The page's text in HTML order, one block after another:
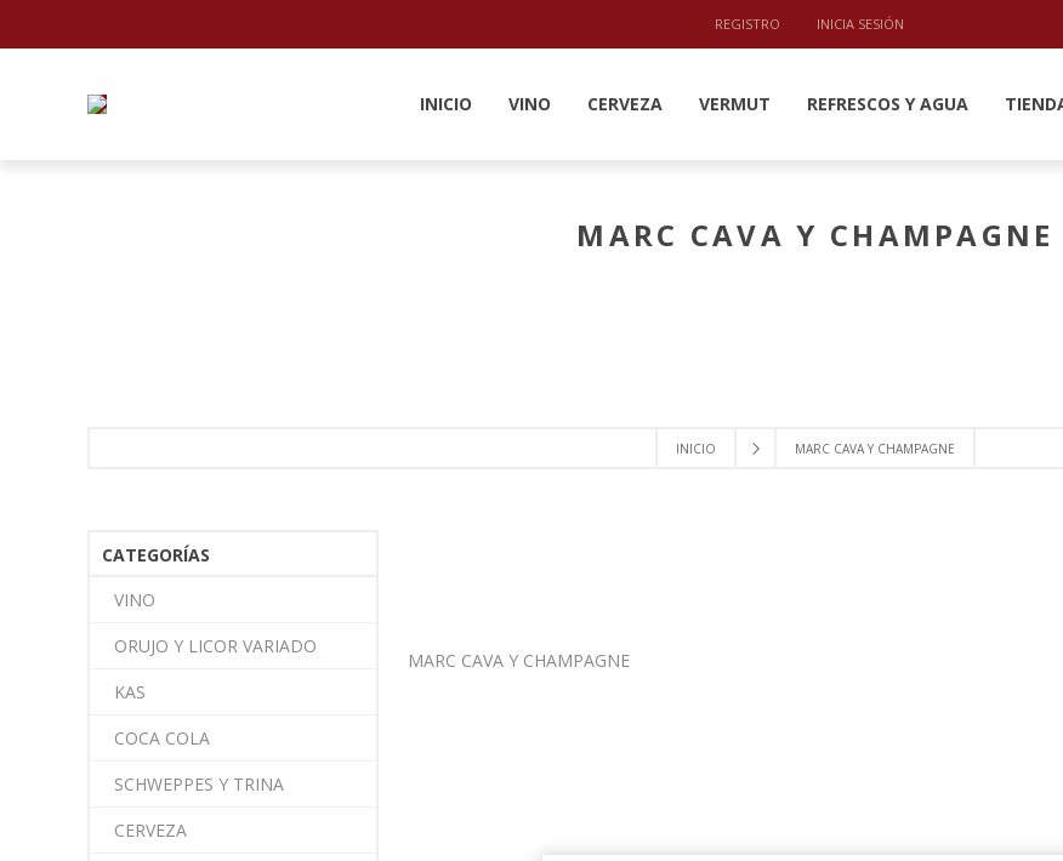
REGISTRO INICIA SESIÓN
INICIO VINO CERVEZA VERMUT REFRESCOS Y AGUA
INICIO MARC CAVA Y CHAMPAGNE
MARC CAVA Y CHAMPAGNE
MARC CAVA Y CHAMPAGNE
CATEGORÍAS
VINO
ORUJO Y LICOR VARIADO
KAS
COCA COLA
SCHWEPPES Y TRINA
CERVEZA